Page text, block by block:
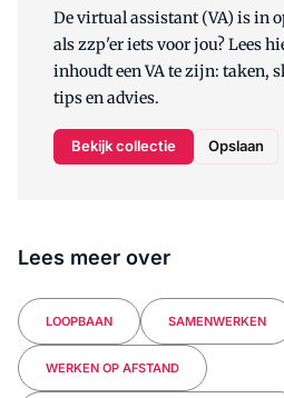
De virtual assistant (VA) is in
als zzp'er iets voor jou? Lees
inhoudt een VA te zijn: taken,
tips en advies.
Bekijk collectie Opslaan
Lees meer over
LOOPBAAN SAMENWERKEN
WERKEN OP AFSTAND